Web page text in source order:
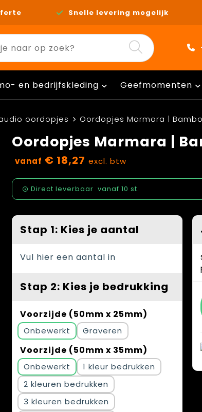
Snelle levering mogelijk
en bedrijfskleding Geefmomenten
oordopjes Oordopjes Marmara |
Oordopjes Marmara |
vanaf € 18,27 excl. btw
Direct leverbaar vanaf 10 st.
Stap 1: Kies je aantal
Vul hier een aantal in
Stap 2: Kies je bedrukking
Voorzijde (50mm x 25mm)
Onbewerkt Graveren
Voorzijde (50mm x 35mm)
Onbewerkt
1
2
3